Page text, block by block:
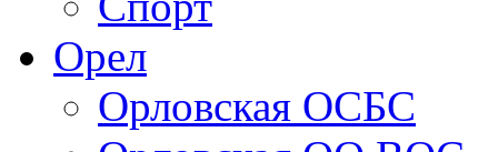
Спорт
Орел